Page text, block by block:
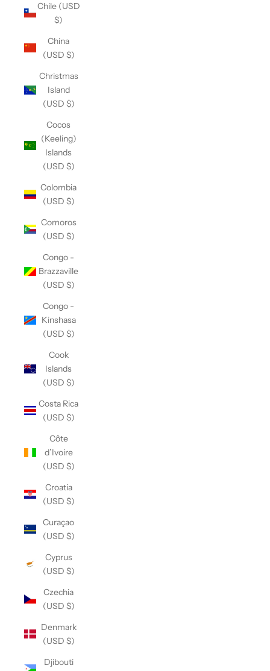
Chile (USD
$)
China
(USD $)
Christmas
Island
(USD $)
Cocos
(Keeling)
Islands
(USD $)
Colombia
(USD $)
Comoros
(USD $)
Congo -
Brazzaville
(USD $)
Congo -
Kinshasa
(USD $)
Cook
Islands
(USD $)
Costa Rica
(USD $)
Côte
d’Ivoire
(USD $)
Croatia
(USD $)
Curaçao
(USD $)
Cyprus
(USD $)
Czechia
(USD $)
Denmark
(USD $)
Djibouti